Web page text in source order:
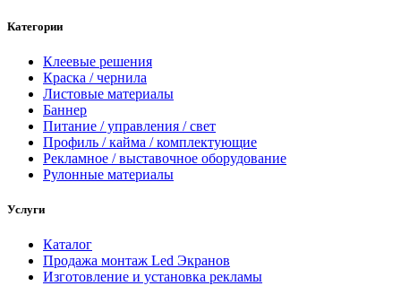
Категории
Клеевые решения
Краска / чернила
Листовые материалы
Баннер
Питание / управления / свет
Профиль / кайма / комплектующие
Рекламное / выставочное оборудование
Рулонные материалы
Услуги
Каталог
Продажа монтаж Led Экранов
Изготовление и установка рекламы